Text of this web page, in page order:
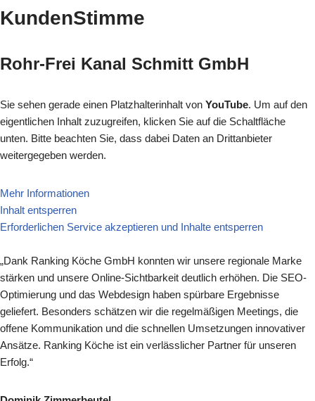
KundenStimme
Rohr-Frei Kanal Schmitt GmbH
Sie sehen gerade einen Platzhalterinhalt von YouTube. Um auf den
eigentlichen Inhalt zuzugreifen, klicken Sie auf die Schaltfläche
unten. Bitte beachten Sie, dass dabei Daten an Drittanbieter
weitergegeben werden.
Mehr Informationen
Inhalt entsperren
Erforderlichen Service akzeptieren und Inhalte entsperren
„Dank Ranking Köche GmbH konnten wir unsere regionale Marke
stärken und unsere Online-Sichtbarkeit deutlich erhöhen. Die SEO-
Optimierung und das Webdesign haben spürbare Ergebnisse
geliefert. Besonders schätzen wir die regelmäßigen Meetings, die
offene Kommunikation und die schnellen Umsetzungen innovativer
Ansätze. Ranking Köche ist ein verlässlicher Partner für unseren
Erfolg.“